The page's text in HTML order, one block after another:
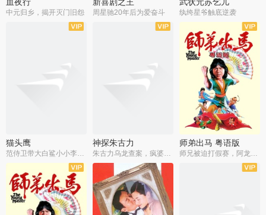
中元归乡，揭开灭门旧怨 周星驰20年后为爱奋斗 纨绔星爷触底逆袭
猫头鹰
范侍卫带大白鲨小小李破案寻妃
神探朱古力
朱古力乌龙查案，疯婆子神助攻
师弟出马 粤语版
师兄被迫打假赛，阿龙追查斗黑帮